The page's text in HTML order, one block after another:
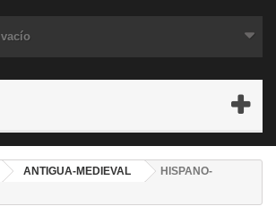
vacío
ANTIGUA-MEDIEVAL
HISPANO-